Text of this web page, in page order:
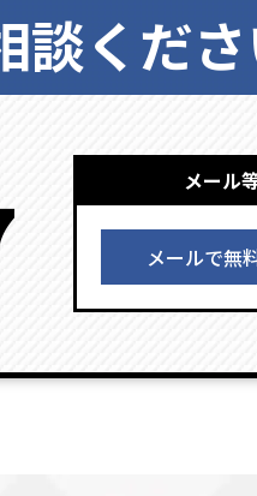
くださ
メール
メールで無